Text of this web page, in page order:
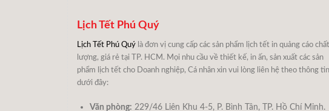
Lịch Tết Phú Quý
Lịch Tết Phú Quý là đơn vị cung cấp các sản phẩm lịch tết in quảng cáo chất
lượng, giá rẻ tại TP. HCM. Mọi nhu cầu về thiết kế, in ấn, sản xuất các sản
phẩm lịch tết cho Doanh nghiệp, Cá nhân xin vui lòng liên hệ theo thông tin
dưới đây:
Văn phòng: 229/46 Liên Khu 4-5, P. Bình Tân, TP. Hồ Chí Minh.